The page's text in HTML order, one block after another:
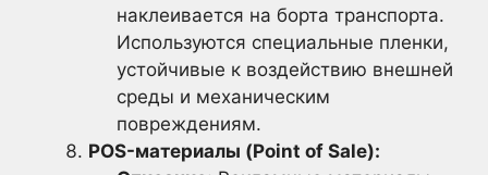
наклеивается на борта транспорта.
Используются специальные пленки,
устойчивые к воздействию внешней
среды и механическим
повреждениям.
POS-материалы (Point of Sale):